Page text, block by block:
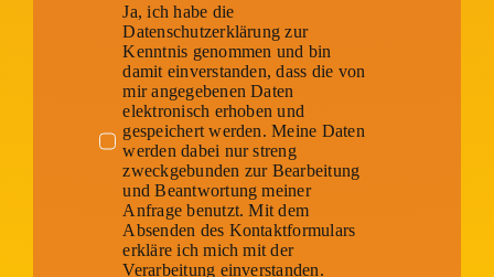
Ja, ich habe die
Datenschutzerklärung zur
Kenntnis genommen und bin
damit einverstanden, dass die von
mir angegebenen Daten
elektronisch erhoben und
gespeichert werden. Meine Daten
werden dabei nur streng
zweckgebunden zur Bearbeitung
und Beantwortung meiner
Anfrage benutzt. Mit dem
Absenden des Kontaktformulars
erkläre ich mich mit der
Verarbeitung einverstanden.